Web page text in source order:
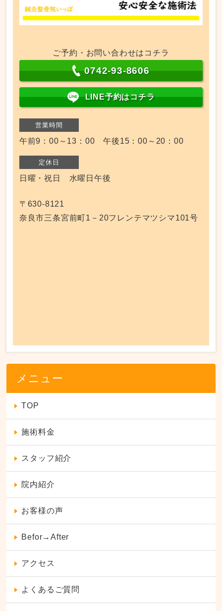
ご予約・お問い合わせはコチラ
0742-93-8606
LINE予約はコチラ
営業時間
午前9：00～13：00 午後15：00～20：00
定休日
日曜・祝日 水曜日午後
〒630-8121
奈良市三条宮前町1－20フレンテマツシマ101号
メニュー
TOP
施術料金
スタッフ紹介
院内紹介
お客様の声
Befor→After
アクセス
よくあるご質問